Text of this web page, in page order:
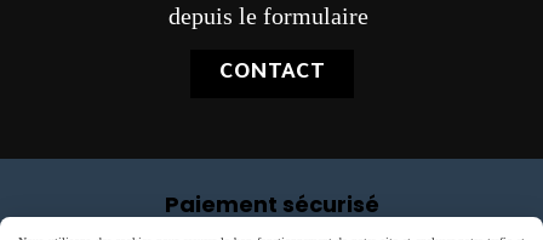
depuis le formulaire
CONTACT
Paiement sécurisé